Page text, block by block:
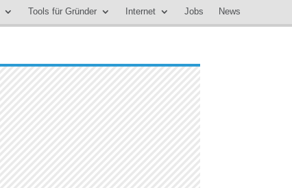
Tools für Gründer Internet Jobs News